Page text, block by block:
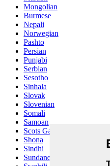
Mongolian
Burmese
Nepali
Norwegian
Pashto
Persian
Punjabi
Serbian
Sesotho
Sinhala
Slovak
Slovenian
Somali
Samoan
Scots Gaelic
Shona
Sindhi
Sundanese